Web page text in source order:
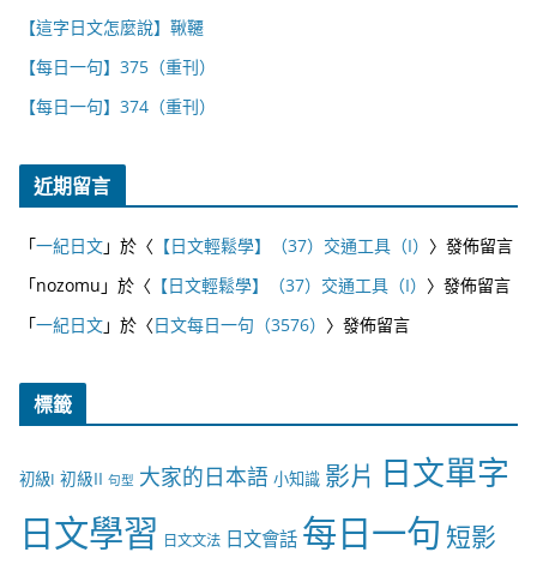
【這字日文怎麼說】鞦韆
【每日一句】375（重刊）
【每日一句】374（重刊）
近期留言
「一紀日文」於〈 【日文輕鬆學】（37）交通工具（I） 〉發佈留言
「nozomu 」於〈 【日文輕鬆學】（37）交通工具（I） 〉發佈留言
「一紀日文」於〈日文每日一句（3576） 〉發佈留言
標籤
初級I 初級II 句型 大家的日本語 小知識 影片 日文單字
日文學習 日文文法 日文會話 每日一句 短影